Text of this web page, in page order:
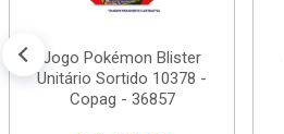
Jogo Pokémon Blister
Unitário Sortido 10378 -
Copag - 36857